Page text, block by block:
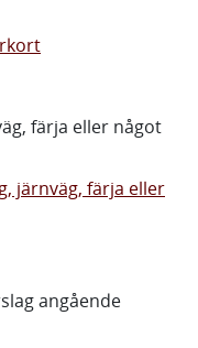
färja eller något
järnväg, färja eller
angående